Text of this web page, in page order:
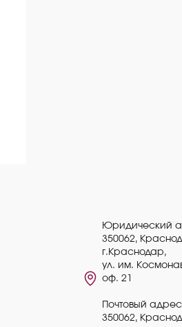
Юридический
350062,
г.Краснодар,
ул. им.
оф. 21
Почтовый
350062,